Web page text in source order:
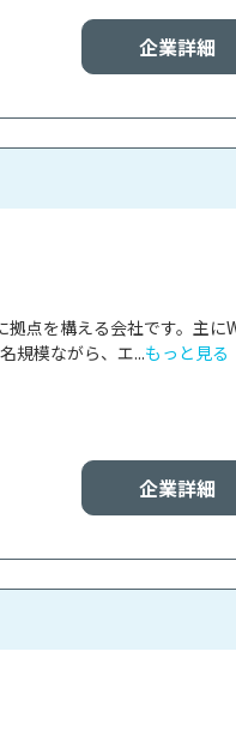
企業詳細
点を構える会社です。主に
規模ながら、エ...もっと見る
企業詳細